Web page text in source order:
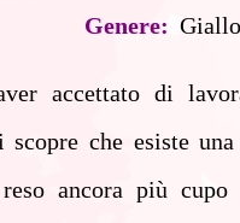
Genere: Giallo
accettato di
che esiste
ancora più